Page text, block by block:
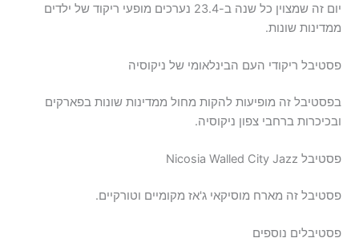
יום זה שמצוין כל שנה ב-23.4 נערכים מופעי ריקוד של ילדים
ממדינות שונות.
פסטיבל ריקודי העם הבינלאומי של ניקוסיה
בפסטיבל זה מופיעות להקות מחול ממדינות שונות בפארקים
ובכיכרות ברחבי צפון ניקוסיה.
פסטיבל Nicosia Walled City Jazz
פסטיבל זה מארח מוסיקאי ג'אז מקומיים וטורקיים.
פסטיבלים נוספים